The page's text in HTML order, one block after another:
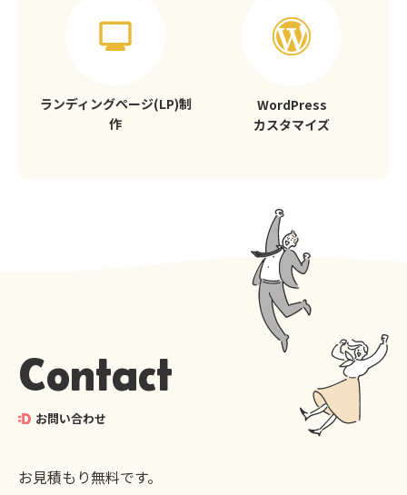
ランディングページ(LP)制
作
WordPress
カスタマイズ
Contact
お問い合わせ
お見積もり無料です。